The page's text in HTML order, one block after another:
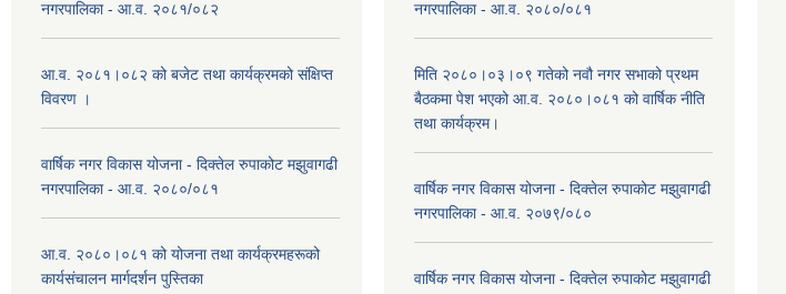
नगरपालिका - आ.व. २०८१/०८२
आ.व. २०८१।०८२ को बजेट तथा कार्यक्रमको संक्षिप्त
विवरण ।
वार्षिक नगर विकास योजना - दिक्तेल रुपाकोट मझुवागढी
नगरपालिका - आ.व. २०८०/०८१
आ.व. २०८०।०८१ को योजना तथा कार्यक्रमहरूको
कार्यसंचालन मार्गदर्शन पुस्तिका
नगरपालिका - आ.व. २०८०/०८१
मिति २०८०।०३।०९ गतेको नवौ नगर सभाको प्रथम
बैठकमा पेश भएको आ.व. २०८०।०८१ को वार्षिक नीति
तथा कार्यक्रम।
वार्षिक नगर विकास योजना - दिक्तेल रुपाकोट मझुवागढी
नगरपालिका - आ.व. २०७९/०८०
वार्षिक नगर विकास योजना - दिक्तेल रुपाकोट मझुवागढी